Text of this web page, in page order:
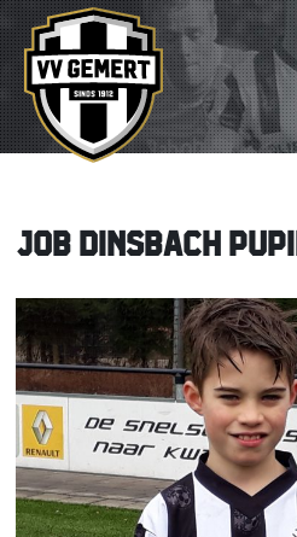
JOB DINSBACH